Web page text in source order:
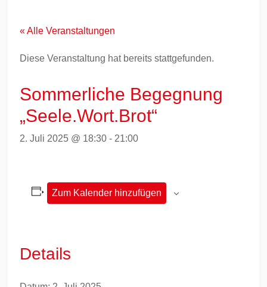
springen« Alle Veranstaltungen
Diese Veranstaltung hat bereits stattgefunden.
Sommerliche Begegnung
„Seele.Wort.Brot“
2. Juli 2025 @ 18:30 - 21:00
Zum Kalender hinzufügen
Details